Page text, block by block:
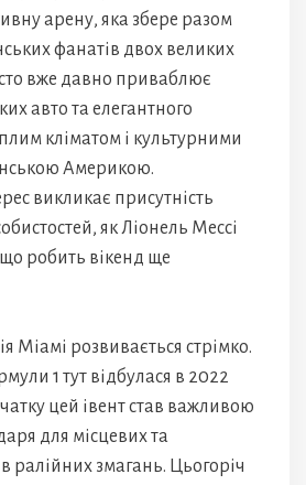
арену, яка збере разом
фанатів двох великих
вже давно приваблює
авто та елегантного
кліматом і культурними
Америкою.
викликає присутність
як Ліонель Мессі
робить вікенд ще
Міамі розвивається стрімко.
1 тут відбулася в 2022
цей івент став важливою
для місцевих та
ралійних змагань. Цьогоріч